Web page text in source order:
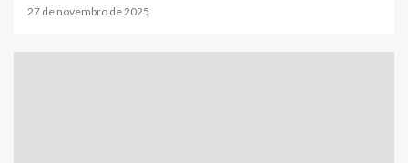
27 de novembro de 2025